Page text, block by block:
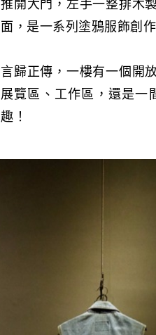
推開大門，左手一整排木
面，是一系列塗鴉服飾創
言歸正傳，一樓有一個開
展覽區、工作區，還是一
趣！